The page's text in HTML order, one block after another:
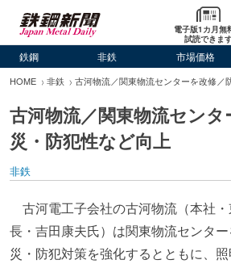
電子版1カ月無
試読できま
鉄鋼 非鉄 市場価格
HOME 非鉄 古河物流／関東物流センターを改修／
古河物流／関東物流セン
災・防犯性など向上
非鉄
古河電工子会社の古河物流（本社
長・吉田康夫氏）は関東物流センタ
災・防犯対策を強化するとともに、